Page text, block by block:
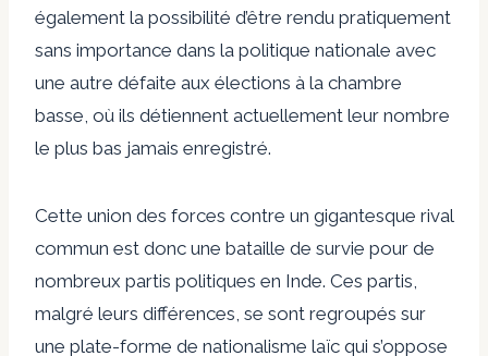
également la possibilité d’être rendu pratiquement
sans importance dans la politique nationale avec
une autre défaite aux élections à la chambre
basse, où ils détiennent actuellement leur nombre
le plus bas jamais enregistré.
Cette union des forces contre un gigantesque rival
commun est donc une bataille de survie pour de
nombreux partis politiques en Inde. Ces partis,
malgré leurs différences, se sont regroupés sur
une plate-forme de nationalisme laïc qui s’oppose